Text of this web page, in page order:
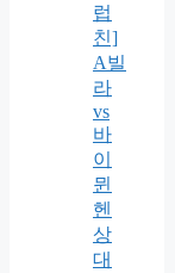
럽
친]
A빌
라
vs
바
이
뮌
헨
상
대